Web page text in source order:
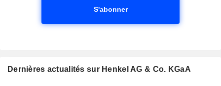
S'abonner
Dernières actualités sur Henkel AG & Co. KGaA